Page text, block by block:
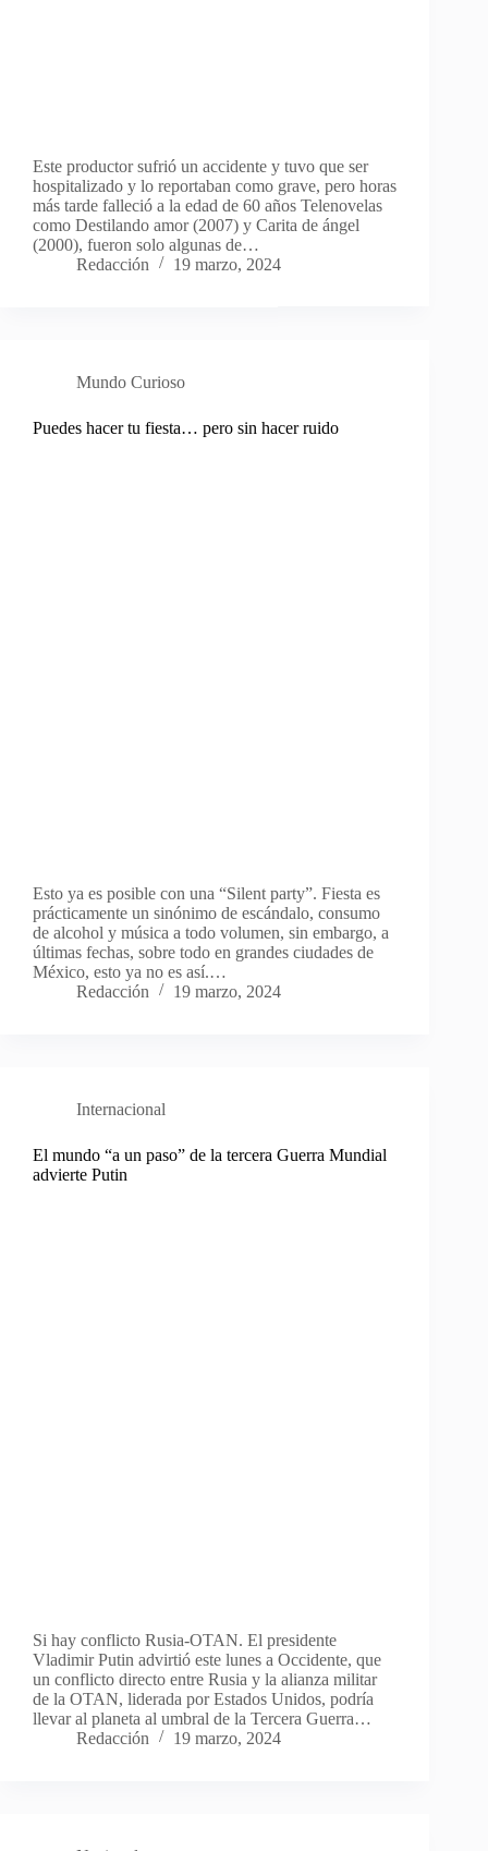
Este productor sufrió un accidente y tuvo que ser
hospitalizado y lo reportaban como grave, pero horas
más tarde falleció a la edad de 60 años Telenovelas
como Destilando amor (2007) y Carita de ángel
(2000), fueron solo algunas de…
Redacción
19 marzo, 2024
Mundo Curioso
Puedes hacer tu fiesta… pero sin hacer ruido
Esto ya es posible con una “Silent party”. Fiesta es
prácticamente un sinónimo de escándalo, consumo
de alcohol y música a todo volumen, sin embargo, a
últimas fechas, sobre todo en grandes ciudades de
México, esto ya no es así.…
Redacción
19 marzo, 2024
Internacional
El mundo “a un paso” de la tercera Guerra Mundial
advierte Putin
Si hay conflicto Rusia-OTAN. El presidente
Vladimir Putin advirtió este lunes a Occidente, que
un conflicto directo entre Rusia y la alianza militar
de la OTAN, liderada por Estados Unidos, podría
llevar al planeta al umbral de la Tercera Guerra…
Redacción
19 marzo, 2024